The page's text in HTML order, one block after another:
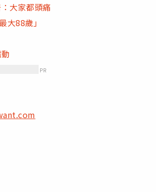
大家都頭痛
88歲」
PR